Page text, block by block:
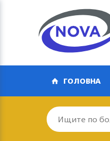
ГОЛОВНА